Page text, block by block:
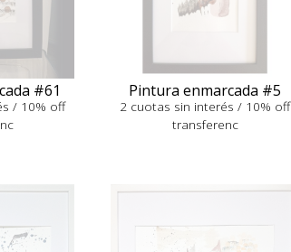
#61
/ 10% off
Pintura enmarcada #5
2 cuotas sin interés / 10% off
transferenc